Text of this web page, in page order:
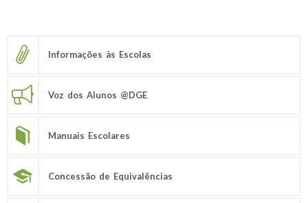
Informações às Escolas
Voz dos Alunos @DGE
Manuais Escolares
Concessão de Equivalências